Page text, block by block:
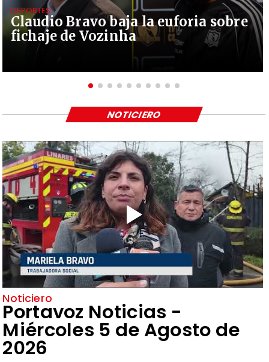
Claudio Bravo baja la euforia sobre
fichaje de Vozinha
DEPORTES
Noticiero
Portavoz Noticias -
Miércoles 5 de Agosto de
2026
NOTICIERO